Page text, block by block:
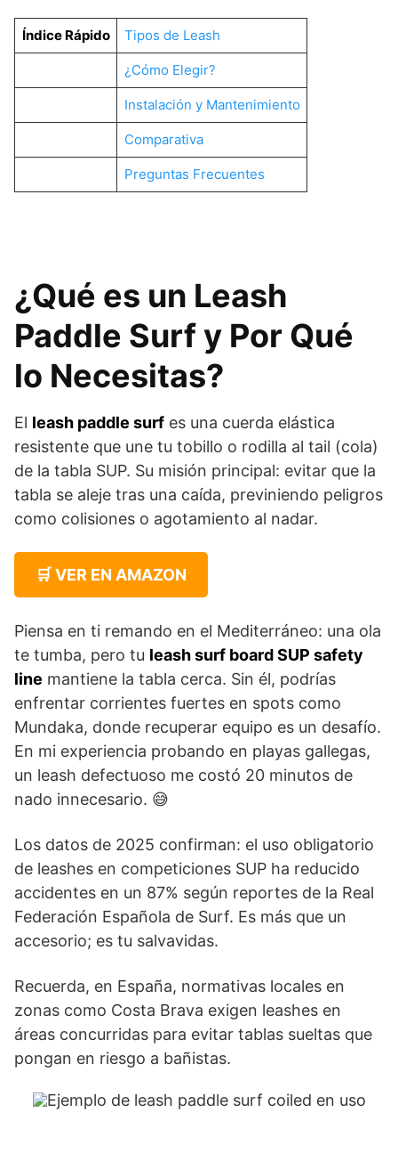
Índice Rápido Tipos de Leash
¿Cómo Elegir?
Instalación y Mantenimiento
Comparativa
Preguntas Frecuentes
¿Qué es un Leash
Paddle Surf y Por Qué
lo Necesitas?
El leash paddle surf es una cuerda elástica
resistente que une tu tobillo o rodilla al tail (cola)
de la tabla SUP. Su misión principal: evitar que la
tabla se aleje tras una caída, previniendo peligros
como colisiones o agotamiento al nadar.
🛒 VER EN AMAZON
Piensa en ti remando en el Mediterráneo: una ola
te tumba, pero tu leash surf board SUP safety
line mantiene la tabla cerca. Sin él, podrías
enfrentar corrientes fuertes en spots como
Mundaka, donde recuperar equipo es un desafío.
En mi experiencia probando en playas gallegas,
un leash defectuoso me costó 20 minutos de
nado innecesario. 😅
Los datos de 2025 confirman: el uso obligatorio
de leashes en competiciones SUP ha reducido
accidentes en un 87% según reportes de la Real
Federación Española de Surf. Es más que un
accesorio; es tu salvavidas.
Recuerda, en España, normativas locales en
zonas como Costa Brava exigen leashes en
áreas concurridas para evitar tablas sueltas que
pongan en riesgo a bañistas.